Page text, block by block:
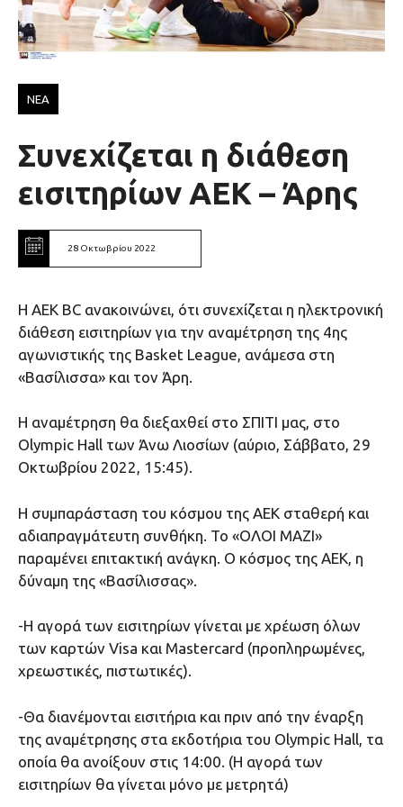
ΝΕΑ
Συνεχίζεται η διάθεση
εισιτηρίων ΑΕΚ – Άρης
28 Οκτωβρίου 2022
Η ΑΕΚ ΒC ανακοινώνει, ότι συνεχίζεται η ηλεκτρονική
διάθεση εισιτηρίων για την αναμέτρηση της 4ης
αγωνιστικής της Basket League, ανάμεσα στη
«Βασίλισσα» και τον Άρη.
H αναμέτρηση θα διεξαχθεί στο ΣΠΙΤΙ μας, στο
Olympic Hall των Άνω Λιοσίων (αύριο, Σάββατο, 29
Οκτωβρίου 2022, 15:45).
Η συμπαράσταση του κόσμου της ΑΕΚ σταθερή και
αδιαπραγμάτευτη συνθήκη. Το «ΟΛΟΙ ΜΑΖΙ»
παραμένει επιτακτική ανάγκη. Ο κόσμος της ΑΕΚ, η
δύναμη της «Βασίλισσας».
-H αγορά των εισιτηρίων γίνεται με χρέωση όλων
των καρτών Visa και Mastercard (προπληρωμένες,
χρεωστικές, πιστωτικές).
-Θα διανέμονται εισιτήρια και πριν από την έναρξη
της αναμέτρησης στα εκδοτήρια του Olympic Hall, τα
οποία θα ανοίξουν στις 14:00. (Η αγορά των
εισιτηρίων θα γίνεται μόνο με μετρητά)